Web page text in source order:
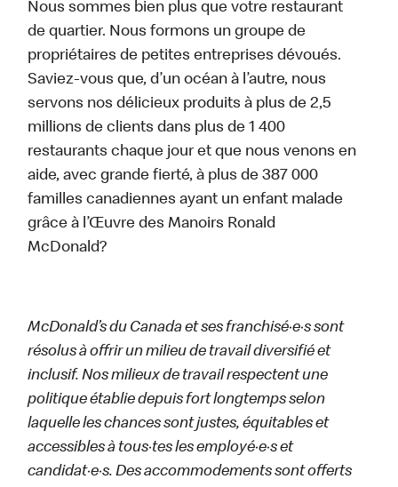
Nous sommes bien plus que votre restaurant
de quartier. Nous formons un groupe de
propriétaires de petites entreprises dévoués.
Saviez-vous que, d’un océan à l’autre, nous
servons nos délicieux produits à plus de 2,5
millions de clients dans plus de 1 400
restaurants chaque jour et que nous venons en
aide, avec grande fierté, à plus de 387 000
familles canadiennes ayant un enfant malade
grâce à l’Œuvre des Manoirs Ronald
McDonald?
McDonald’s du Canada et ses franchisé·e·s sont
résolus à offrir un milieu de travail diversifié et
inclusif. Nos milieux de travail respectent une
politique établie depuis fort longtemps selon
laquelle les chances sont justes, équitables et
accessibles à tous·tes les employé·e·s et
candidat·e·s. Des accommodements sont offerts